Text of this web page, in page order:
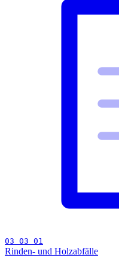
03 03 01
Rinden- und Holzabfälle